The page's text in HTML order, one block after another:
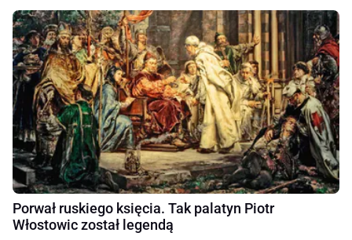
Porwał ruskiego księcia. Tak palatyn Piotr
Włostowic został legendą